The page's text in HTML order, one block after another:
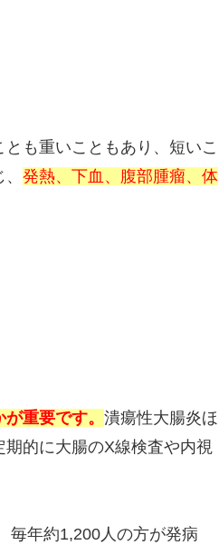
も重いこともあり、短いこ
発熱、下血、腹部腫瘤、体
重要です。 潰瘍性大腸炎ほ
的に大腸のX線検査や内視
毎年約1,200人の方が発病